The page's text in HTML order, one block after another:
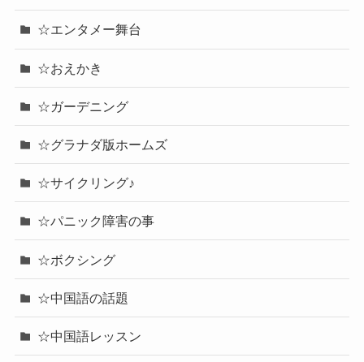
☆エンタメー舞台
☆おえかき
☆ガーデニング
☆グラナダ版ホームズ
☆サイクリング♪
☆パニック障害の事
☆ボクシング
☆中国語の話題
☆中国語レッスン